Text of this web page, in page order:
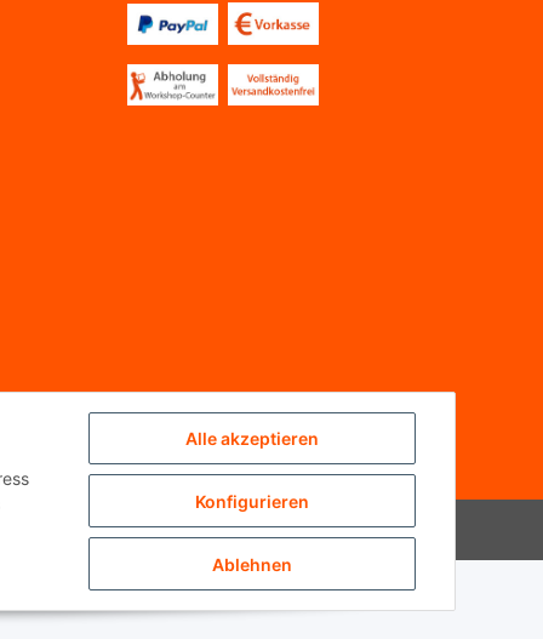
Alle akzeptieren
Konfigurieren
Ablehnen
Powered byJTL-Shop